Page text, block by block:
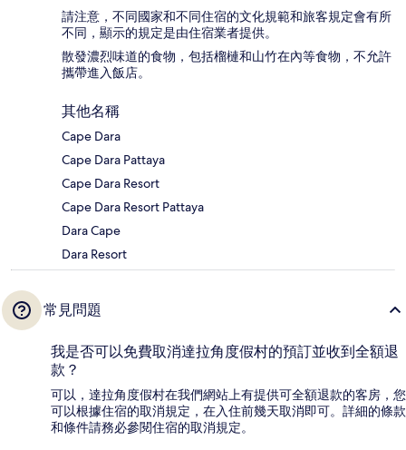
請注意，不同國家和不同住宿的文化規範和旅客規定會有所
不同，顯示的規定是由住宿業者提供。
散發濃烈味道的食物，包括榴槤和山竹在內等食物，不允許
攜帶進入飯店。
其他名稱
Cape Dara
Cape Dara Pattaya
Cape Dara Resort
Cape Dara Resort Pattaya
Dara Cape
Dara Resort
常見問題
我是否可以免費取消達拉角度假村的預訂並收到全額退
款？
可以，達拉角度假村在我們網站上有提供可全額退款的客房，您
可以根據住宿的取消規定，在入住前幾天取消即可。詳細的條款
和條件請務必參閱住宿的取消規定。